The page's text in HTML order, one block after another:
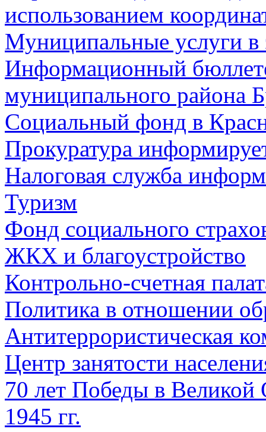
использованием
Муниципальные услуги в
Информационный
муниципального района
Социальный фонд в
Прокуратура
Налоговая служба
Туризм
Фонд социального
ЖКХ и благоустройство
Контрольно-счетная
Политика в отношении
Антитеррористическая
Центр занятости
70 лет Победы в Великой
1945 гг.